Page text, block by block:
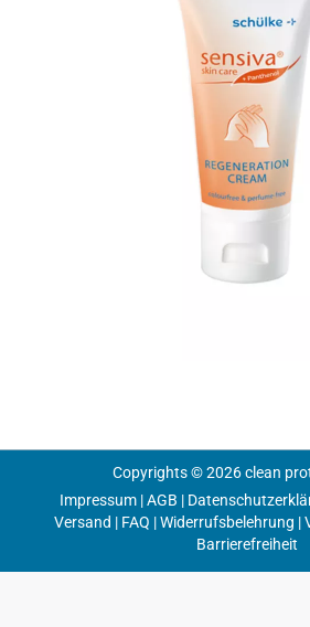
Copyrights © 2026 clean
Impressum|AGB |
Versand | FAQ |Widerrufsbelehrung |
Barrierefreiheit